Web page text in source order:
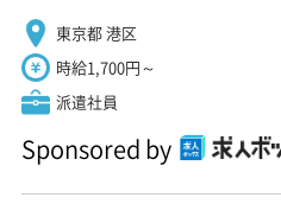
東京都 港区
時給1,700円～
派遣社員
Sponsored by